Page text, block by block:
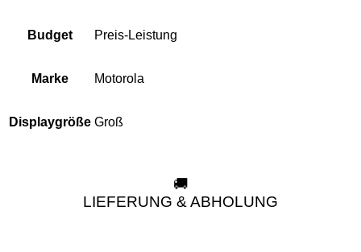
Budget Preis-Leistung
Marke Motorola
Displaygröße Groß
🚚
LIEFERUNG & ABHOLUNG